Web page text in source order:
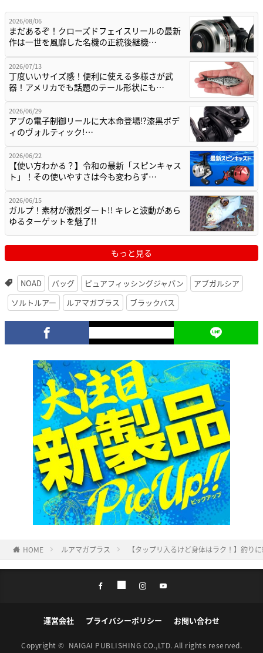
2026/08/06
まだあるぞ！クローズドフェイスリールの最新
作は一世を風靡した名機の正統後継機…
2026/07/13
丁度いいサイズ感！便利に使える多様さが武
器！アメリカでも話題のテール形状にも…
2026/06/29
アブの電子制御リールに大本命登場⁉漆黒ボデ
ィのヴォルティック!…
2026/06/22
【使い方わかる？】令和の最新「スピンキャス
ト」！その使いやすさは今も変わらず…
2026/06/15
ガルプ！素材が激烈ダート!! キレと波動があら
ゆるターゲットを魅了!!
もっと見る
NOAD バッグ ピュアフィッシングジャパン
アブガルシア
ソルトルアー
ルアマガプラス ブラックバス
HOME ルアマガプラス 【タップリ入るけど身体はラク！】釣り
運営会社 プライバシーポリシー お問い合わせ
Copyright © NAIGAI PUBLISHING CO.,LTD. All rights reserved.